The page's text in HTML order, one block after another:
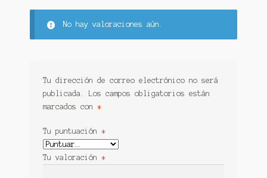
No hay valoraciones aún.
Tu dirección de correo electrónico no será
publicada.
Los campos obligatorios están
marcados con *
Tu puntuación *
Tu valoración *